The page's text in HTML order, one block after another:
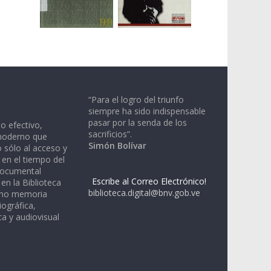
efectivo,
que
sólo al acceso y
el tiempo del
la Biblioteca
memoria
y audiovisual
“Para el logro del triunfo
siempre ha sido indispensable
pasar por la senda de los
sacrificios”.
Simón Bolívar
Escribe al Correo Electrónico!
biblioteca.digital@bnv.gob.ve